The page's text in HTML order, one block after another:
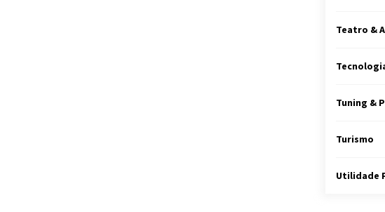
Teatro &
Tuning &
Turismo
Utilidade